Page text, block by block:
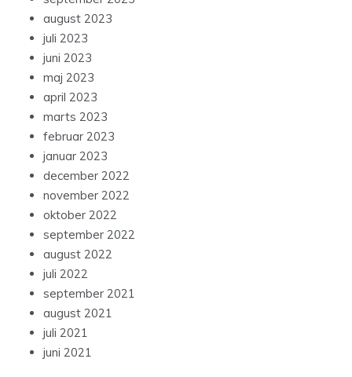
august 2023
juli 2023
juni 2023
maj 2023
april 2023
marts 2023
februar 2023
januar 2023
december 2022
november 2022
oktober 2022
september 2022
august 2022
juli 2022
september 2021
august 2021
juli 2021
juni 2021